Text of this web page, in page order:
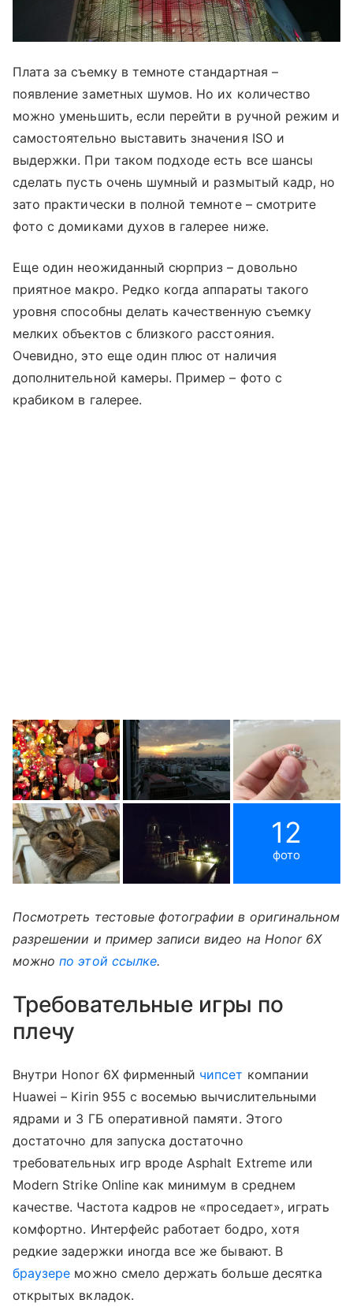
Плата за съемку в темноте стандартная –
появление заметных шумов. Но их количество
можно уменьшить, если перейти в ручной режим и
самостоятельно выставить значения ISO и
выдержки. При таком подходе есть все шансы
сделать пусть очень шумный и размытый кадр, но
зато практически в полной темноте – смотрите
фото с домиками духов в галерее ниже.
Еще один неожиданный сюрприз – довольно
приятное макро. Редко когда аппараты такого
уровня способны делать качественную съемку
мелких объектов с близкого расстояния.
Очевидно, это еще один плюс от наличия
дополнительной камеры. Пример – фото с
крабиком в галерее.
12
фото
Посмотреть тестовые фотографии в оригинальном
разрешении и пример записи видео на Honor 6X
можнопо этой ссылке.
Требовательные игры по
плечу
Внутри Honor 6X фирменный чипсет компании
Huawei – Kirin 955 с восемью вычислительными
ядрами и 3 ГБ оперативной памяти. Этого
достаточно для запуска достаточно
требовательных игр вроде Asphalt Extreme или
Modern Strike Online как минимум в среднем
качестве. Частота кадров не «проседает», играть
комфортно. Интерфейс работает бодро, хотя
редкие задержки иногда все же бывают. В
браузере можно смело держать больше десятка
открытых вкладок.